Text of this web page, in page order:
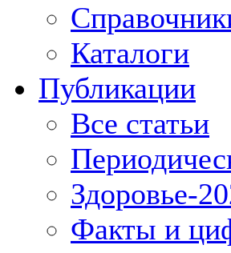
Каталоги
Публикации
Все статьи
Здоровье-
Факты и